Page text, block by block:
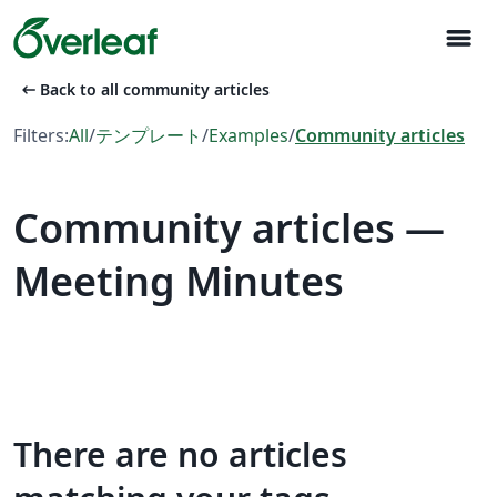
menu
arrow_left_alt Back to all community articles
Filters:All/テンプレート/Examples/Community articles
Community articles —
Meeting Minutes
There are no articles